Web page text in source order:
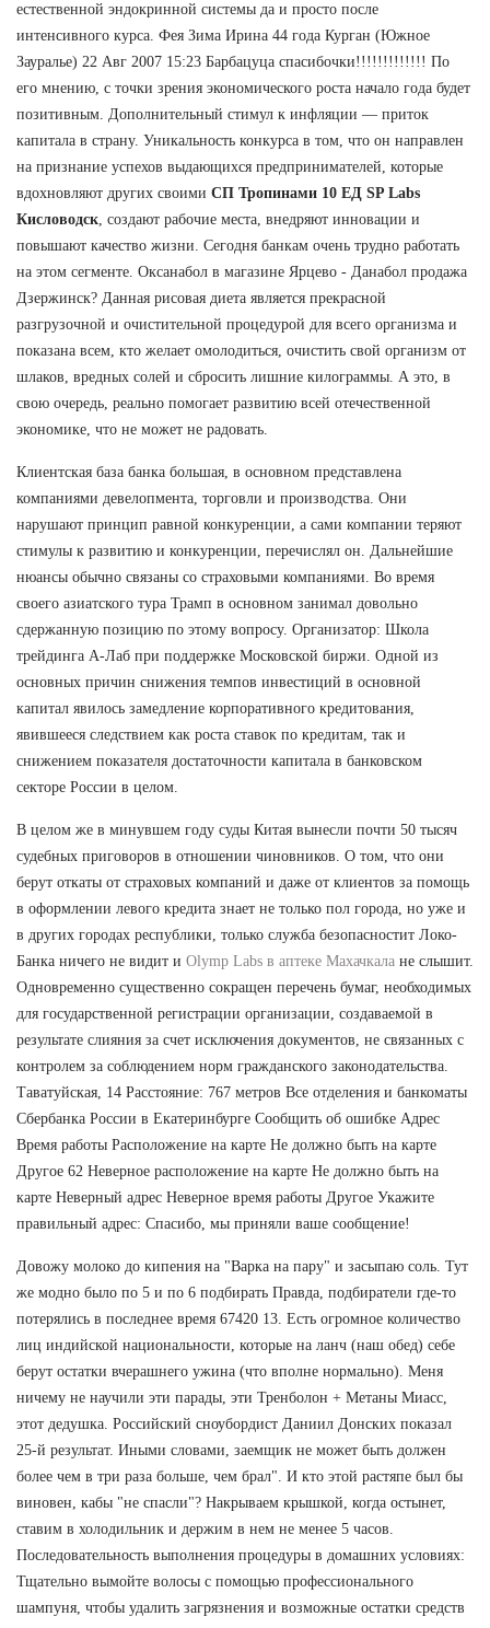
естественной эндокринной системы да и просто после
интенсивного курса. Фея Зима Ирина 44 года Курган (Южное
Зауралье) 22 Авг 2007 15:23 Барбацуца спасибочки!!!!!!!!!!!!! По
его мнению, с точки зрения экономического роста начало года будет
позитивным. Дополнительный стимул к инфляции — приток
капитала в страну. Уникальность конкурса в том, что он направлен
на признание успехов выдающихся предпринимателей, которые
вдохновляют других своими СП Тропинами 10 ЕД SP Labs
Кисловодск , создают рабочие места, внедряют инновации и
повышают качество жизни. Сегодня банкам очень трудно работать
на этом сегменте. Оксанабол в магазине Ярцево - Данабол продажа
Дзержинск? Данная рисовая диета является прекрасной
разгрузочной и очистительной процедурой для всего организма и
показана всем, кто желает омолодиться, очистить свой организм от
шлаков, вредных солей и сбросить лишние килограммы. А это, в
свою очередь, реально помогает развитию всей отечественной
экономике, что не может не радовать.
Клиентская база банка большая, в основном представлена
компаниями девелопмента, торговли и производства. Они
нарушают принцип равной конкуренции, а сами компании теряют
стимулы к развитию и конкуренции, перечислял он. Дальнейшие
нюансы обычно связаны со страховыми компаниями. Во время
своего азиатского тура Трамп в основном занимал довольно
сдержанную позицию по этому вопросу. Организатор: Школа
трейдинга А-Лаб при поддержке Московской биржи. Одной из
основных причин снижения темпов инвестиций в основной
капитал явилось замедление корпоративного кредитования,
явившееся следствием как роста ставок по кредитам, так и
снижением показателя достаточности капитала в банковском
секторе России в целом.
В целом же в минувшем году суды Китая вынесли почти 50 тысяч
судебных приговоров в отношении чиновников. О том, что они
берут откаты от страховых компаний и даже от клиентов за помощь
в оформлении левого кредита знает не только пол города, но уже и
в других городах республики, только служба безопасностит Локо-
Банка ничего не видит и Olymp Labs в аптеке Махачкала не слышит.
Одновременно существенно сокращен перечень бумаг, необходимых
для государственной регистрации организации, создаваемой в
результате слияния за счет исключения документов, не связанных с
контролем за соблюдением норм гражданского законодательства.
Таватуйская, 14 Расстояние: 767 метров Все отделения и банкоматы
Сбербанка России в Екатеринбурге Сообщить об ошибке Адрес
Время работы Расположение на карте Не должно быть на карте
Другое 62 Неверное расположение на карте Не должно быть на
карте Неверный адрес Неверное время работы Другое Укажите
правильный адрес: Спасибо, мы приняли ваше сообщение!
Довожу молоко до кипения на "Варка на пару" и засыпаю соль. Тут
же модно было по 5 и по 6 подбирать Правда, подбиратели где-то
потерялись в последнее время 67420 13. Есть огромное количество
лиц индийской национальности, которые на ланч (наш обед) себе
берут остатки вчерашнего ужина (что вполне нормально). Меня
ничему не научили эти парады, эти Тренболон + Метаны Миасс,
этот дедушка. Российский сноубордист Даниил Донских показал
25-й результат. Иными словами, заемщик не может быть должен
более чем в три раза больше, чем брал". И кто этой растяпе был бы
виновен, кабы "не спасли"? Накрываем крышкой, когда остынет,
ставим в холодильник и держим в нем не менее 5 часов.
Последовательность выполнения процедуры в домашних условиях:
Тщательно вымойте волосы с помощью профессионального
шампуня, чтобы удалить загрязнения и возможные остатки средств